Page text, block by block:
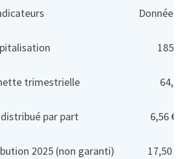
trimestrielle
par part 6,56
2025 (non garanti) 17,50